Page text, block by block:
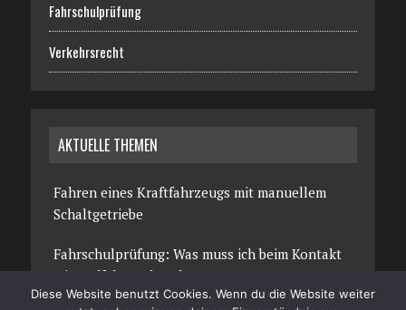
Fahrschulprüfung
Verkehrsrecht
AKTUELLE THEMEN
Fahren eines Kraftfahrzeugs mit manuellem
Schaltgetriebe
Fahrschulprüfung: Was muss ich beim Kontakt
mit Radfahrern beachten
Diese Website benutzt Cookies. Wenn du die Website weiter